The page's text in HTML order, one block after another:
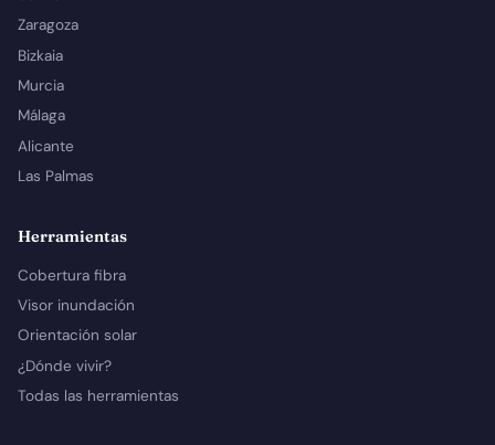
Zaragoza
Bizkaia
Murcia
Málaga
Alicante
Las Palmas
Herramientas
Cobertura fibra
Visor inundación
Orientación solar
¿Dónde vivir?
Todas las herramientas